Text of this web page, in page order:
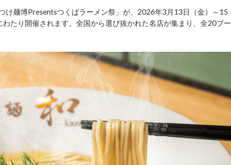
け麺博Presentsつくばラーメン祭」が、2026年3月13日（金）～15
たり開催されます。全国から選び抜かれた名店が集まり、全20ブー